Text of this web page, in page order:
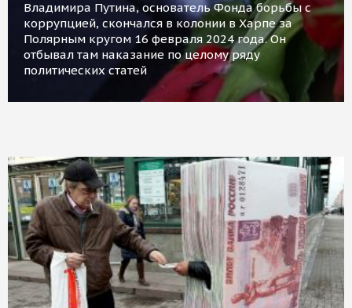
Владимира Путина, основатель Фонда борьбы с
коррупцией, скончался в колонии в Харпе за
Полярным кругом 16 февраля 2024 года. Он
отбывал там наказание по целому ряду
политических статей